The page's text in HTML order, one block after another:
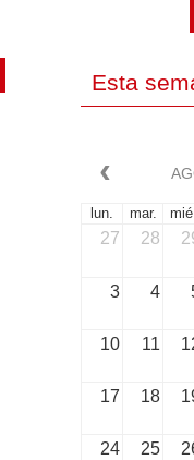
Esta
lun. mar.
27 28
3 4
10 11
17 18
24 25